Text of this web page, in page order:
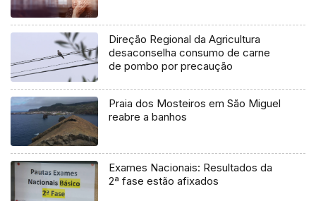
Direção Regional da Agricultura
desaconselha consumo de carne
de pombo por precaução
Praia dos Mosteiros em São Miguel
reabre a banhos
Exames Nacionais: Resultados da
2ª fase estão afixados